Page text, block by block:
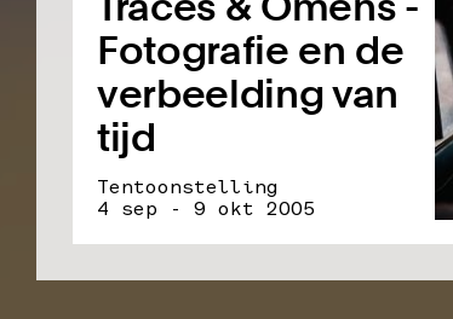
Fotografie en de
verbeelding van
tijd
Tentoonstelling
4 sep - 9 okt 2005